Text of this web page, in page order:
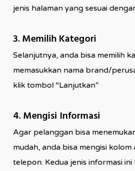
jenis halaman yang sesuai
3. Memilih Kategori
Selanjutnya, anda bisa memilih
memasukkan nama brand/
klik tombol “Lanjutkan”
4. Mengisi Informasi
Agar pelanggan bisa
mudah, anda bisa mengisi
telepon. Kedua jenis informasi ini